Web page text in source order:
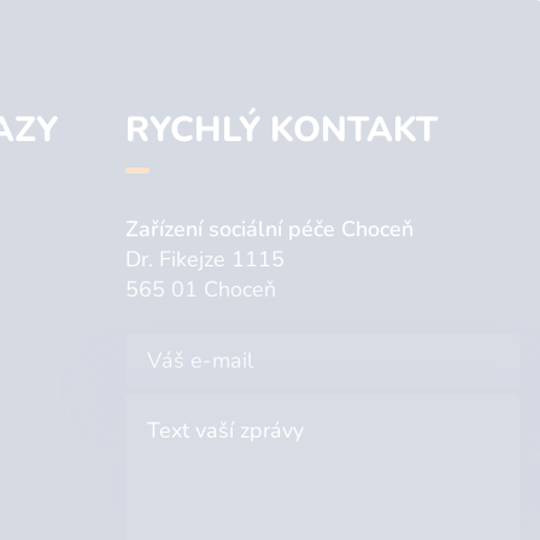
RYCHLÝ KONTAKT
Zařízení sociální péče Choceň
Dr. Fikejze 1115
565 01 Choceň